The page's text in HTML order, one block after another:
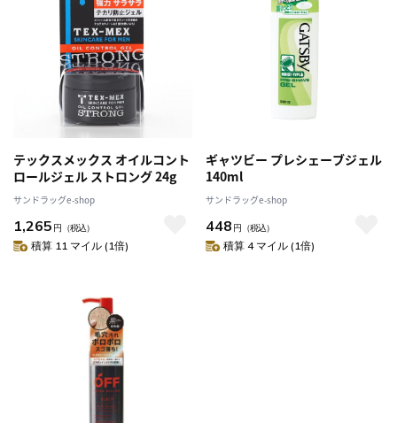
テックスメックス オイルコント
ロールジェル ストロング 24g
サンドラッグe-shop
1,265 円 （税込）
積算 11 マイル (1倍)
ギャツビー プレシェーブジェル
140ml
サンドラッグe-shop
448 円 （税込）
積算 4 マイル (1倍)